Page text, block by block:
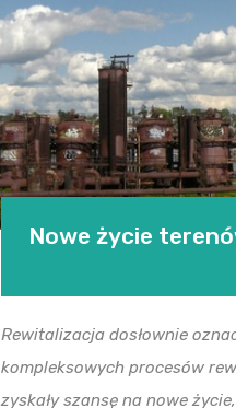
Nowe życie
Rewitalizacja dosłownie
kompleksowych procesów
zyskały szansę na nowe